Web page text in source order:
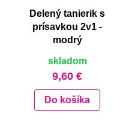
Delený tanierik s
prísavkou 2v1 -
modrý
skladom
9,60 €
Do košíka